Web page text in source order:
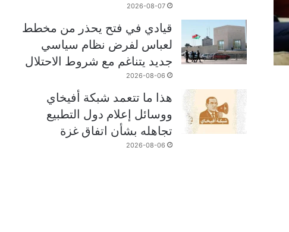
2026-08-07
قيادي في فتح يحذر من مخطط
لعباس لفرض نظام سياسي
جديد يتناغم مع شروط الاحتلال
2026-08-06
هذا ما تتعمد شبكة أفيخاي
ووسائل إعلام دول التطبيع
تجاهله بشأن اتفاق غزة
2026-08-06